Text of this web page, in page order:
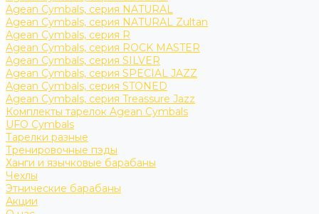
Agean Cymbals, серия NATURAL
Agean Cymbals, серия NATURAL Zultan
Agean Cymbals, серия R
Agean Cymbals, серия ROCK MASTER
Agean Cymbals, серия SILVER
Agean Cymbals, серия SPECIAL JAZZ
Agean Cymbals, серия STONED
Agean Cymbals, серия Treassure Jazz
Комплекты тарелок Agean Cymbals
UFO Cymbals
Тарелки разные
Тренировочные пэды
Ханги и язычковые барабаны
Чехлы
Этнические барабаны
Акции